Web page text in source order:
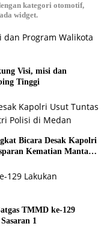
kategori otomotif,
widget.
Visi, misi dan
Tinggi
Bicara Desak Kapolri
Kematian Mantan
TMMD ke-129
1